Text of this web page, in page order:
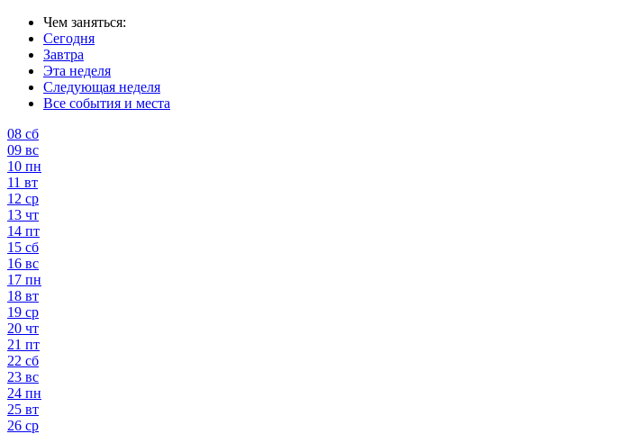
Чем заняться:
Сегодня
Завтра
Эта неделя
Следующая неделя
Все события и места
08 сб
09 вс
10 пн
11 вт
12 ср
13 чт
14 пт
15 сб
16 вс
17 пн
18 вт
19 ср
20 чт
21 пт
22 сб
23 вс
24 пн
25 вт
26 ср